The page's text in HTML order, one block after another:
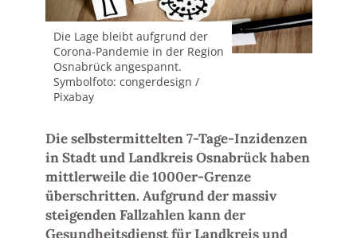
Die Lage bleibt aufgrund der
Corona-Pandemie in der Region
Osnabrück angespannt.
Symbolfoto: congerdesign /
Pixabay
Die selbstermittelten 7-Tage-Inzidenzen
in Stadt und Landkreis Osnabrück haben
mittlerweile die 1000er-Grenze
überschritten. Aufgrund der massiv
steigenden Fallzahlen kann der
Gesundheitsdienst für Landkreis und